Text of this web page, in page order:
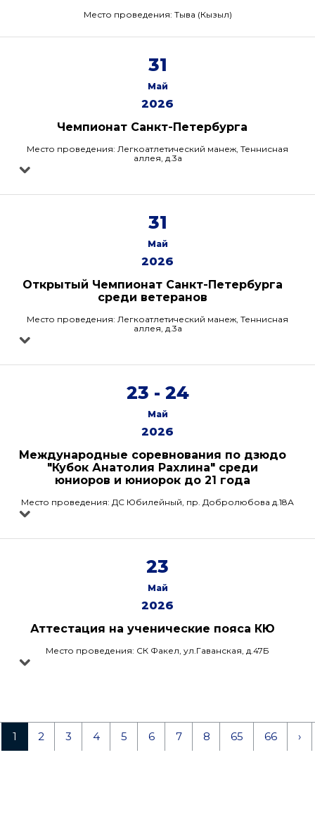
Место проведения: Тыва (Кызыл)
31
Май
2026
Чемпионат Санкт-Петербурга
Место проведения: Легкоатлетический манеж, Теннисная
аллея, д.3а
31
Май
2026
Открытый Чемпионат Санкт-Петербурга
среди ветеранов
Место проведения: Легкоатлетический манеж, Теннисная
аллея, д.3а
23 - 24
Май
2026
Международные соревнования по дзюдо
"Кубок Анатолия Рахлина" среди
юниоров и юниорок до 21 года
Место проведения: ДС Юбилейный, пр. Добролюбова д.18А
23
Май
2026
Аттестация на ученические пояса КЮ
Место проведения: СК Факел, ул.Гаванская, д.47Б
1 2 3 4 5 6 7 8 65 66 ›